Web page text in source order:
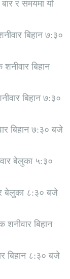
र समयमा यो
बिहान ७:३०
बिहान
बिहान ७:३०
बिहान ७:३० बजे
बेलुका ५:३०
बेलुका ८:३० बजे
बिहान
बिहान ८:३० बजे